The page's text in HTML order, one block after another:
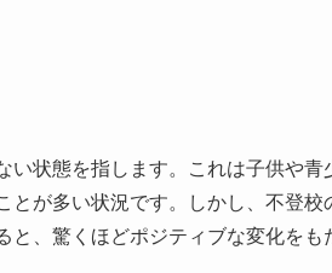
状態を指します。これは子供や青
が多い状況です。しかし、不登校
と、驚くほどポジティブな変化をも